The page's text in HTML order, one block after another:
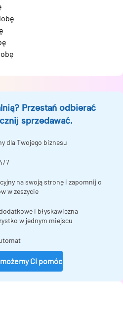
Przestań odbierać
sprzedawać.
dla Twojego biznesu
7
na swoją stronę i zapomnij o
w zeszycie
i błyskawiczna
w jednym miejscu
Ci pomóc